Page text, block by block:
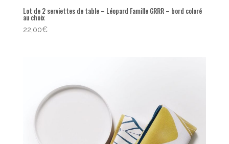
Lot de 2 serviettes de table – Léopard Famille GRRR – bord coloré
au choix
22,00€